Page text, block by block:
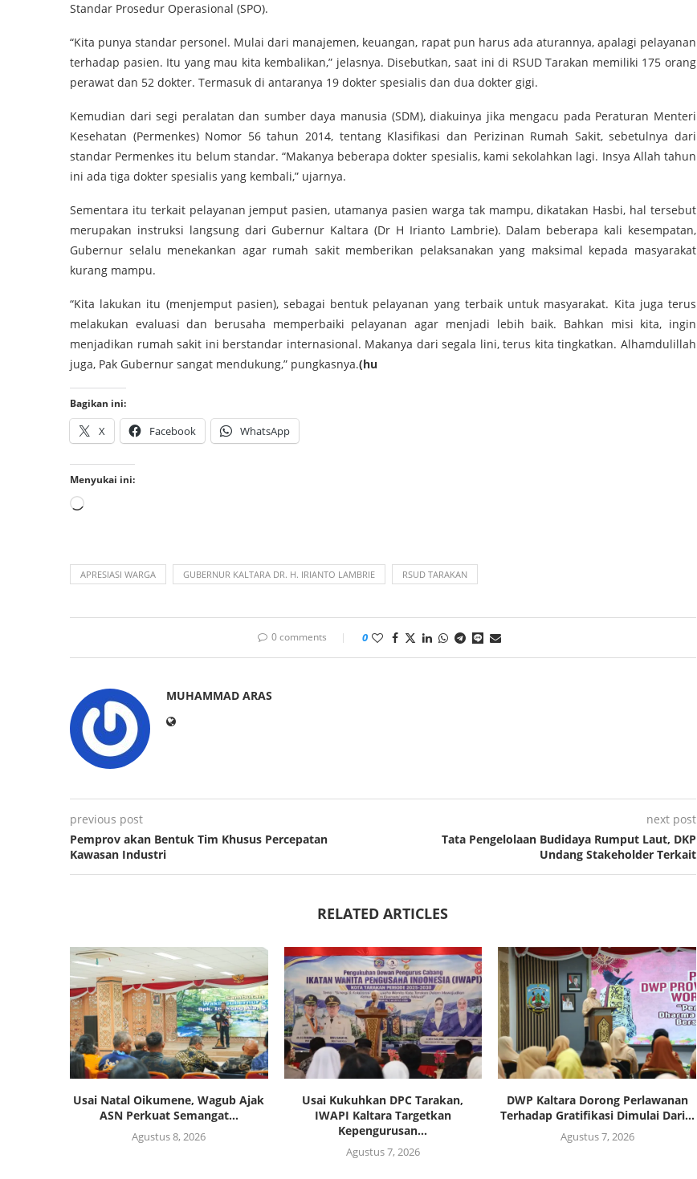
Standar Prosedur Operasional (SPO).
“Kita punya standar personel. Mulai dari manajemen, keuangan, rapat pun harus ada aturannya, apalagi pelayanan
terhadap pasien. Itu yang mau kita kembalikan,” jelasnya. Disebutkan, saat ini di RSUD Tarakan memiliki 175 orang
perawat dan 52 dokter. Termasuk di antaranya 19 dokter spesialis dan dua dokter gigi.
Kemudian dari segi peralatan dan sumber daya manusia (SDM), diakuinya jika mengacu pada Peraturan Menteri
Kesehatan (Permenkes) Nomor 56 tahun 2014, tentang Klasifikasi dan Perizinan Rumah Sakit, sebetulnya dari
standar Permenkes itu belum standar. “Makanya beberapa dokter spesialis, kami sekolahkan lagi. Insya Allah tahun
ini ada tiga dokter spesialis yang kembali,” ujarnya.
Sementara itu terkait pelayanan jemput pasien, utamanya pasien warga tak mampu, dikatakan Hasbi, hal tersebut
merupakan instruksi langsung dari Gubernur Kaltara (Dr H Irianto Lambrie). Dalam beberapa kali kesempatan,
Gubernur selalu menekankan agar rumah sakit memberikan pelaksanakan yang maksimal kepada masyarakat
kurang mampu.
“Kita lakukan itu (menjemput pasien), sebagai bentuk pelayanan yang terbaik untuk masyarakat. Kita juga terus
melakukan evaluasi dan berusaha memperbaiki pelayanan agar menjadi lebih baik. Bahkan misi kita, ingin
menjadikan rumah sakit ini berstandar internasional. Makanya dari segala lini, terus kita tingkatkan. Alhamdulillah
juga, Pak Gubernur sangat mendukung,” pungkasnya.(hu
Bagikan ini:
X Facebook WhatsApp
Menyukai ini:
APRESIASI WARGA GUBERNUR KALTARA DR. H. IRIANTO LAMBRIE RSUD TARAKAN
0 comments 0
MUHAMMAD ARAS
previous post
Pemprov akan Bentuk Tim Khusus Percepatan
Kawasan Industri
next post
Tata Pengelolaan Budidaya Rumput Laut, DKP
Undang Stakeholder Terkait
RELATED ARTICLES
Usai Natal Oikumene, Wagub Ajak
ASN Perkuat Semangat...
Agustus 8, 2026
Usai Kukuhkan DPC Tarakan,
IWAPI Kaltara Targetkan
Kepengurusan...
Agustus 7, 2026
DWP Kaltara Dorong Perlawanan
Terhadap Gratifikasi Dimulai Dari...
Agustus 7, 2026